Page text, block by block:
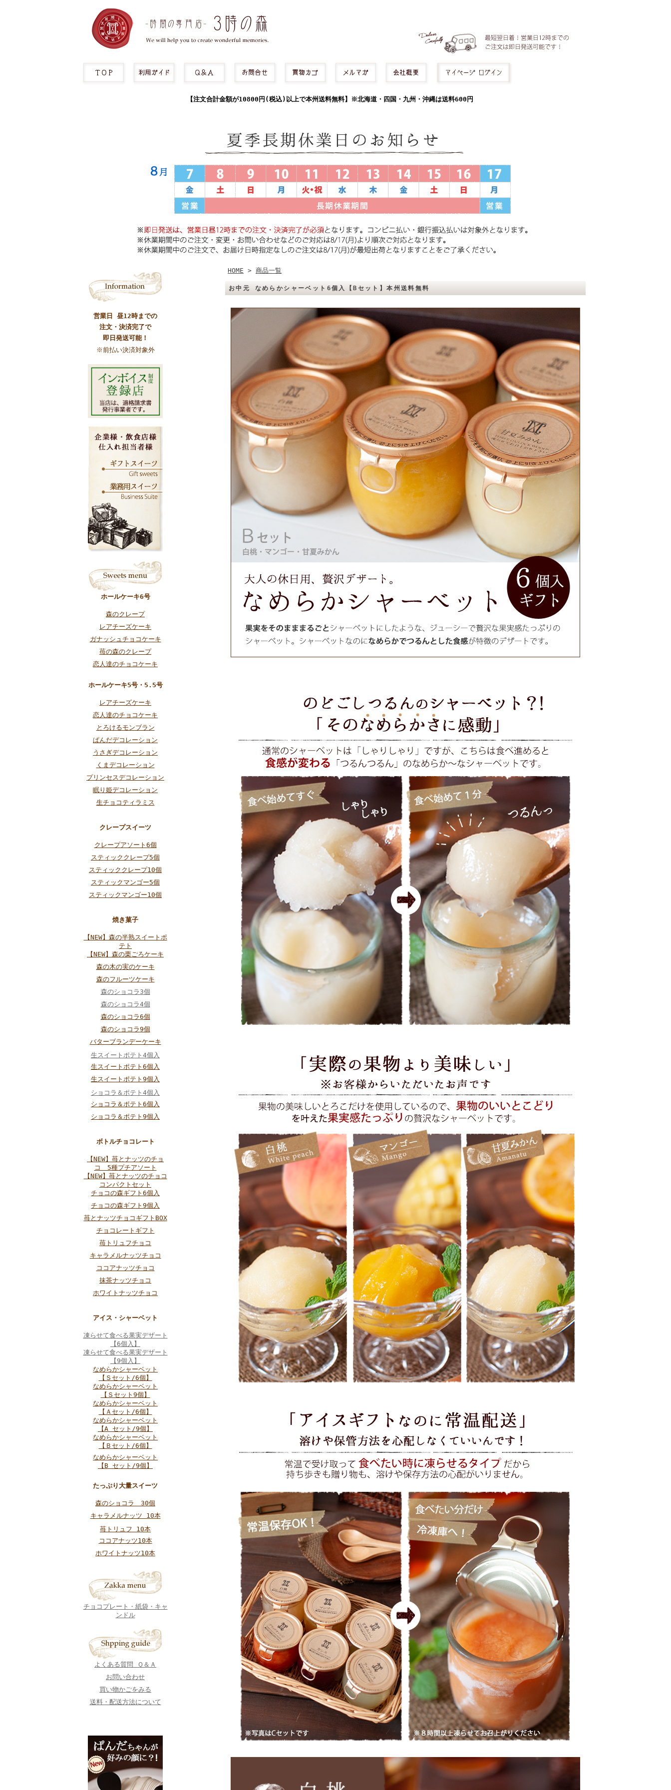
【注文合計金額が10800円(税込)以上で本州送料無料】※北海道・四国・九州・沖縄は送料600円
営業日 昼12時までの
注文・決済完了で
即日発送可能！
※前払い決済対象外
ホールケーキ6号
森のクレープ
レアチーズケーキ
ガナッシュチョコケーキ
苺の森のクレープ
恋人達のチョコケーキ
ホールケーキ5号・5.5号
レアチーズケーキ
恋人達のチョコケーキ
とろけるモンブラン
ぱんだデコレーション
うさぎデコレーション
くまデコレーション
プリンセスデコレーション
眠り姫デコレーション
生チョコティラミス
クレープスイーツ
クレープアソート6個
スティッククレープ5個
スティッククレープ10個
スティックマンゴー5個
スティックマンゴー10個
焼き菓子
【NEW】森の半熟スイートポ
テト
【NEW】森の栗ごろケーキ
森の木の実のケーキ
森のフルーツケーキ
森のショコラ3個
森のショコラ4個
森のショコラ6個
森のショコラ9個
バターブランデーケーキ
生スイートポテト4個入
生スイートポテト6個入
生スイートポテト9個入
ショコラ＆ポテト4個入
ショコラ＆ポテト6個入
ショコラ＆ポテト9個入
ボトルチョコレート
【NEW】苺とナッツのチョ
コ 5種プチアソート
【NEW】苺とナッツのチョコ
コンパクトセット
チョコの森ギフト6個入
チョコの森ギフト9個入
苺とナッツチョコギフトBOX
チョコレートギフト
苺トリュフチョコ
キャラメルナッツチョコ
ココアナッツチョコ
抹茶ナッツチョコ
ホワイトナッツチョコ
アイス・シャーベット
凍らせて食べる果実デザート
【6個入】
凍らせて食べる果実デザート
【9個入】
なめらかシャーベット
【Ｓセット/6個】
なめらかシャーベット
【Ｓセット9個】
なめらかシャーベット
【Ａセット/6個】
なめらかシャーベット
【A セット/9個】
なめらかシャーベット
【Ｂセット/6個】
なめらかシャーベット
【B セット/9個】
たっぷり大量スイーツ
森のショコラ 30個
キャラメルナッツ 10本
苺トリュフ 10本
ココアナッツ10本
ホワイトナッツ10本
チョコプレート・紙袋・キャ
ンドル
よくある質問 Ｑ＆Ａ
お問い合わせ
買い物かごをみる
送料・配送方法について
HOME > 商品一覧
お中元 なめらかシャーベット6個入【Bセット】本州送料無料